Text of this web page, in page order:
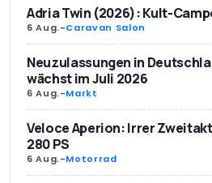
Adria Twin (2026): Kult-
6 Aug.-Caravan Salon
Neuzulassungen in
wächst im Juli 2026
6 Aug.-Markt
Veloce Aperion: Irrer
280 PS
6 Aug.-Motorrad